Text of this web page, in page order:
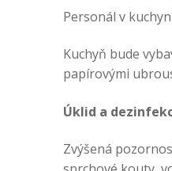
Personál v
Kuchyň bude
papírovými
Úklid a
Zvýšená